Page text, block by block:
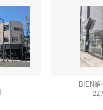
BIEN
22